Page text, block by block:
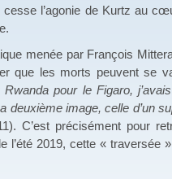
l’agonie de Kurtz au
menée par François
que les morts peuvent se
pour le Figaro,
image, celle d’un
C’est précisément pour
l’été 2019, cette « traversée